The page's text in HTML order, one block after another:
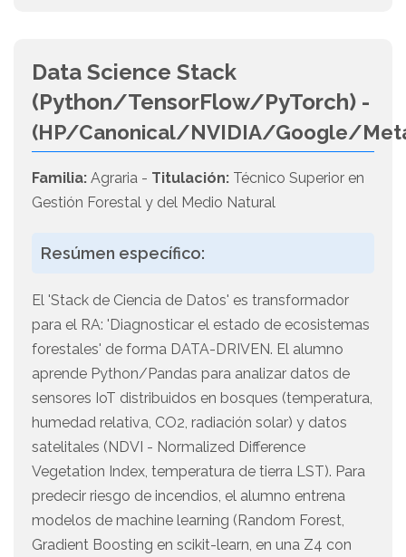
Data Science Stack
(Python/TensorFlow/PyTorch) -
(HP/Canonical/NVIDIA/Google/
Familia: Agraria - Titulación: Técnico Superior en
Gestión Forestal y del Medio Natural
Resúmen específico:
El 'Stack de Ciencia de Datos' es transformador
para el RA: 'Diagnosticar el estado de ecosistemas
forestales' de forma DATA-DRIVEN. El alumno
aprende Python/Pandas para analizar datos de
sensores IoT distribuidos en bosques (temperatura,
humedad relativa, CO2, radiación solar) y datos
satelitales (NDVI - Normalized Difference
Vegetation Index, temperatura de tierra LST). Para
predecir riesgo de incendios, el alumno entrena
modelos de machine learning (Random Forest,
Gradient Boosting en scikit-learn, en una Z4 con